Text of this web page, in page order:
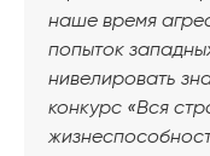
наше время
попыток
нивелировать
конкурс «Вся